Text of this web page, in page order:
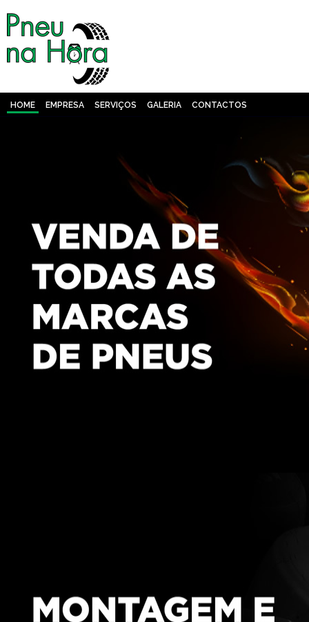
HOME EMPRESA SERVIÇOS GALERIA CONTACTOS